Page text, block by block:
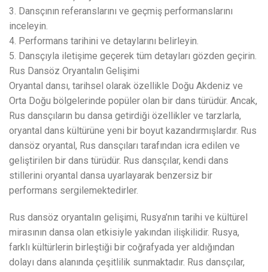
3. Dansçının referanslarını ve geçmiş performanslarını
inceleyin.
4. Performans tarihini ve detaylarını belirleyin.
5. Dansçıyla iletişime geçerek tüm detayları gözden geçirin.
Rus Dansöz Oryantalın Gelişimi
Oryantal dansı, tarihsel olarak özellikle Doğu Akdeniz ve
Orta Doğu bölgelerinde popüler olan bir dans türüdür. Ancak,
Rus dansçıların bu dansa getirdiği özellikler ve tarzlarla,
oryantal dans kültürüne yeni bir boyut kazandırmışlardır. Rus
dansöz oryantal, Rus dansçıları tarafından icra edilen ve
geliştirilen bir dans türüdür. Rus dansçılar, kendi dans
stillerini oryantal dansa uyarlayarak benzersiz bir
performans sergilemektedirler.
Rus dansöz oryantalın gelişimi, Rusya’nın tarihi ve kültürel
mirasının dansa olan etkisiyle yakından ilişkilidir. Rusya,
farklı kültürlerin birleştiği bir coğrafyada yer aldığından
dolayı dans alanında çeşitlilik sunmaktadır. Rus dansçılar,